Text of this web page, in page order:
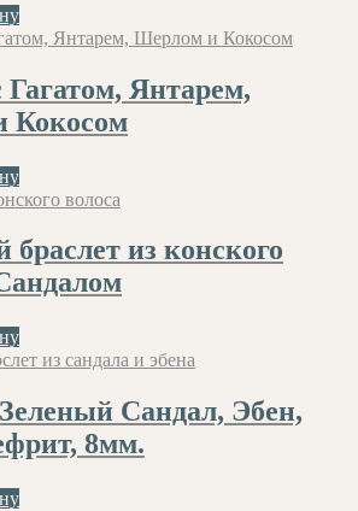
Гагатом, Янтарем,
Кокосом
из конского
Сандал, Эбен,
8мм.